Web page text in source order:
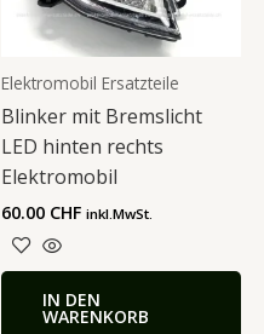
Elektromobil Ersatzteile
Blinker mit Bremslicht
LED hinten rechts
Elektromobil
60.00 CHF inkl.MwSt.
IN DEN
WARENKORB